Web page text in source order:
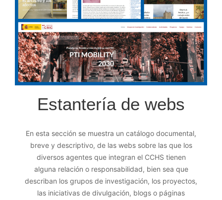
Estantería de webs
En esta sección se muestra un catálogo documental,
breve y descriptivo, de las webs sobre las que los
diversos agentes que integran el CCHS tienen
alguna relación o responsabilidad, bien sea que
describan los grupos de investigación, los proyectos,
las iniciativas de divulgación, blogs o páginas